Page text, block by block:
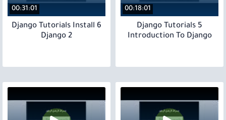
00:18:01
5 Django Tutorials
Introduction To Django
00:31:01
6 Django Tutorials Install
Django 2